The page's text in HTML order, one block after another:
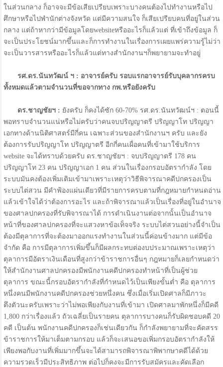
ในส่วนกลาง ก็อาจจะมีข้อเสียเปรียบเพราะบางคนต้องไปทำงานหรือไป
ศึกษาหรือไปพำนักต่างจังหวัด แต่มีความสนใจ ก็เสียเปรียบคนที่อยู่ในส่วน
กลาง แต่ถ้าหากว่ามีข้อมูลโดยwebsiteหรืออะไรก็แล้วแต่ ที่เข้าถึงข้อมูล ก็
จะเป็นประโยชน์มากขึ้นและก็การทำงานในเรื่องการเผยแพร่ความรู้ไม่ว่า
จะเป็นวารสารหรืออะไรก็แล้วแต่ทางสำนักงานฯก็พยายามจะทำอยู่
รศ.ดร.นันทวัฒน์ ฯ : อาจารย์ครับ รอบแรกอาจารย์รับบุคลากรครบ
ทั้งหมดแล้วตามจำนวนที่ขอจากทาง กพ.หรือยังครับ
ดร.ชาญชัยฯ : ยังครับ ก็คงได้ซัก 60-70% รศ.ดร.นันทวัฒน์ฯ : ตอนนี้
พอทราบจำนวนแน่หรือไม่ครับว่าคนจบปริญญาตรี ปริญญาโท ปริญญา
เอกทางด้านนิติศาสตร์มีกี่คน เฉพาะส่วนของสำนักงานฯ ครับ และยัง
ต้องการรับปริญญาโท ปริญญาตรี อีกกี่คนเผื่อคนที่เข้ามาใช้บริการ
website จะได้ทราบด้วยครับ ดร.ชาญชัยฯ : จบปริญญาตรี 178 คน
ปริญญาโท 23 คน ปริญญาเอก 1 คน ส่วนในเรื่องกรอบอัตรากำลัง โดย
ระบบมันคงต้องเพิ่มเติมเข้ามาเพราะเหตุว่าวิธีพิจารณาคดีปกครองเป็น
ระบบไต่สวน มีคำฟ้องแผ่นเดียวที่มีรายการครบตามที่กฎหมายกำหนดอ่าน
แล้วเข้าใจได้ว่าต้องการอะไร และถ้าพิจารณาแล้วเป็นเรื่องที่อยู่ในอำนาจ
ของศาลปกครองที่รับพิจารณาได้ การดำเนินงานต่อจากนั้นเป็นอำนาจ
หน้าที่ของศาลปกครองที่จะแสวงหาข้อเท็จจริง ระบบไต่สวนอย่างนี้จำเป็น
ต้องมีตุลาการที่จะต้องมาออกแรงทำงานในส่วนนี้ค่อนข้างมาก แต่มีข้อ
จำกัด คือ การมีตุลาการเพิ่มขึ้นก็มีผลกระทบต่องบประมาณเพราะเหตุว่า
ตุลาการมีอัตราเงินเดือนที่สูงกว่าข้าราชการอื่นๆ กฎหมายก็เลยกำหนดว่า
ให้สำนักงานศาลปกครองมีพนักงานคดีปกครองทำหน้าที่เป็นผู้ช่วย
ตุลาการ ขณะนี้กรอบอัตรากำลังที่กำหนดไว้เป็นเพียงขั้นต่ำ คือ ตุลาการ
หนึ่งคนมีพนักงานคดีปกครองช่วยหนึ่งคน ซึ่งเมื่อเริ่มเปิดศาลก็มีภาวะ
ตึงตัวนะครับเพราะว่าไม่พอเพียงกับงานที่เข้ามา เปิดศาลมาพักหนึ่งก็มีคดี
1,800 กว่าเรื่องแล้ว ถัวเฉลี่ยเป็นรายคน ตุลาการบางคนก็รับผิดชอบคดี 20
คดี เป็นต้น พนักงานคดีปกครองก็เช่นเดียวกัน ก็กำลังพยายามที่จะคัดสรร
ข้าราชการให้มาเต็มตามกรอบ แล้วก็จะเสนอขอเพิ่มกรอบอัตรากำลังให้
เพียงพอกับงานที่เพิ่มมากขึ้นจะได้สามารถพิจารณาพิพากษาคดีได้ด้วย
ความรวดเร็วมีประสิทธิภาพ ต่อไปก็คงจะมีการรับสมัครและคัดเลือก